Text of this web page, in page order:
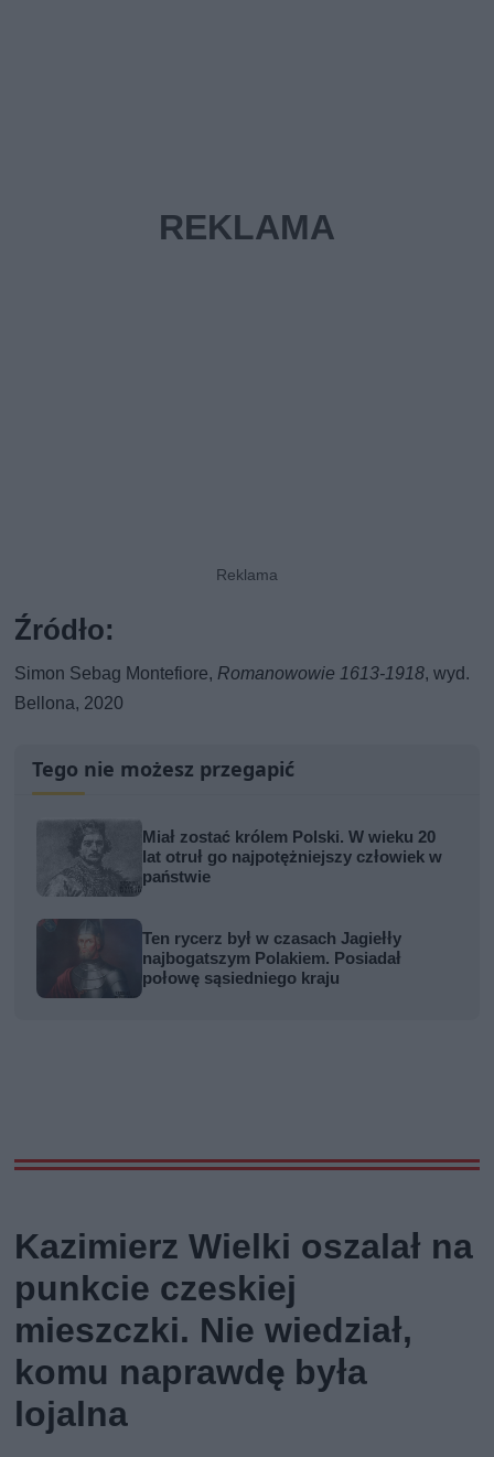
Źródło:
Simon Sebag Montefiore, Romanowowie 1613-1918, wyd.
Bellona, 2020
Tego nie możesz przegapić
Miał zostać królem Polski. W wieku 20
lat otruł go najpotężniejszy człowiek w
państwie
Ten rycerz był w czasach Jagiełły
najbogatszym Polakiem. Posiadał
połowę sąsiedniego kraju
Kazimierz Wielki oszalał na
punkcie czeskiej
mieszczki. Nie wiedział,
komu naprawdę była
lojalna